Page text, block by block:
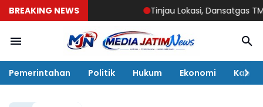
BREAKING NEWS Tinjau Lokasi, Dansatgas TMMD
Pemerintahan Politik Hukum Ekonomi Kabar